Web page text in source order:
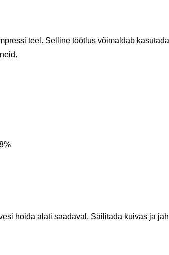
teel. Selline töötlus võimaldab
hoida alati saadaval. Säilitada kuivas ja